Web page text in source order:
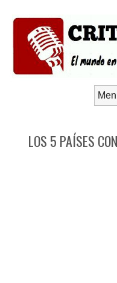
LOS 5 PAÍSES